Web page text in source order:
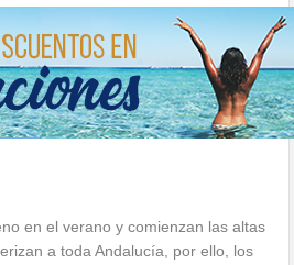
en el verano y comienzan las altas
a toda Andalucía, por ello, los